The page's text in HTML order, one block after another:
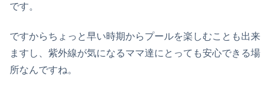
です。
ですからちょっと早い時期からプールを楽しむことも出来
ますし、紫外線が気になるママ達にとっても安心できる場
所なんですね。